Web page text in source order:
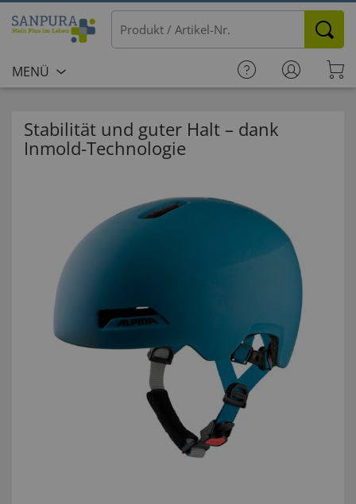
MENÜ
Stabilität und guter Halt – dank
Inmold-Technologie